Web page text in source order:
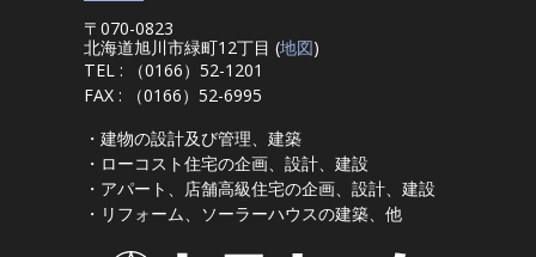
〒070-0823
北海道旭川市緑町12丁目 (地図)
TEL : （0166）52-1201
FAX : （0166）52-6995
・建物の設計及び管理、建築
・ローコスト住宅の企画、設計、建設
・アパート、店舗高級住宅の企画、設計、建設
・リフォーム、ソーラーハウスの建築、他